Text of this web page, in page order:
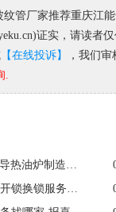
纹管厂家推荐重庆江
证实，请读者
【在线投诉】
，我们
.
2026年7月解析：市面上有实力的导热油电加热器/导热油炉制造厂家哪家强
2026年7月焕新：瑞安市靠谱的上门开锁换锁/上门开锁换锁服务哪家好